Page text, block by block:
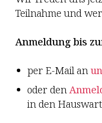
Teilnahme und
Anmeldung bis
per E-Mail an
oder den
in den